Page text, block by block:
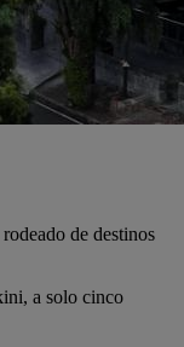
de destinos
a solo cinco